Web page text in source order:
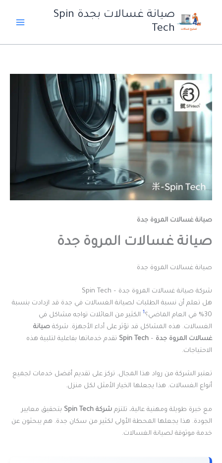
صيانة غسالات بجدة Spin
Tech
صيانة غسالات المروة جدة
صيانة غسالات المروة جدة
صيانة غسالات المروة جدة
شركة صيانة غسالات المروة جدة – Spin Tech
هل تعلم أن نسبة الطلبات لصيانة الغسالات في جدة قد ازدادت بنسبة
30% في العام الماضي؟
1
الكثير من العائلات تواجه مشاكل في
الغسالات. هذه المشاكل قد تؤثر على أداء الأجهزة. شركة صيانة
غسالات المروة جدة –
Spin Tech تقدم خدماتها بفاعلية لتلبية هذه
الاحتياجات.
تعتبر الشركة من رواد هذا المجال. تركز على تقديم أفضل خدمات لجميع
أنواع الغسالات. هذا يجعلها الخيار الأمثل لكل منزل.
مع خبرة طويلة ومهنية عالية، تلتزم شركة Spin Tech
بتحقيق معايير
الجودة. هذا يجعلها المحطة الأولى لكثير من سكان جدة. هم يبحثون عن
خدمة موثوقة لصيانة الغسالات.